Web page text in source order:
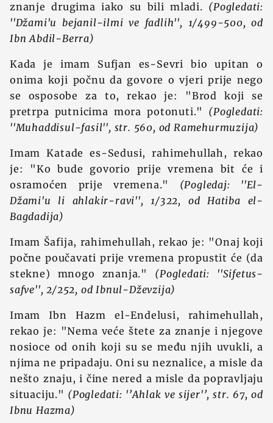
znanje drugima iako su bili mladi. (Pogledati:
''Džami'u bejanil-ilmi ve fadlih'', 1/499-500, od
Ibn Abdil-Berra)
Kada je imam Sufjan es-Sevri bio upitan o
onima koji počnu da govore o vjeri prije nego
se osposobe za to, rekao je: "Brod koji se
pretrpa putnicima mora potonuti." (Pogledati:
''Muhaddisul-fasil'', str. 560, od Ramehurmuzija)
Imam Katade es-Sedusi, rahimehullah, rekao
je: "Ko bude govorio prije vremena bit će i
osramoćen prije vremena." (Pogledaj: ''El-
Džami'u li ahlakir-ravi'', 1/322, od Hatiba el-
Bagdadija)
Imam Šafija, rahimehullah, rekao je: "Onaj koji
počne poučavati prije vremena propustit će (da
stekne) mnogo znanja." (Pogledati: ''Sifetus-
safve'', 2/252, od Ibnul-Dževzija)
Imam Ibn Hazm el-Endelusi, rahimehullah,
rekao je: "Nema veće štete za znanje i njegove
nosioce od onih koji su se među njih uvukli, a
njima ne pripadaju. Oni su neznalice, a misle da
nešto znaju, i čine nered a misle da popravljaju
situaciju." (Pogledati: '’Ahlak ve sijer'’, str. 67, od
Ibnu Hazma)